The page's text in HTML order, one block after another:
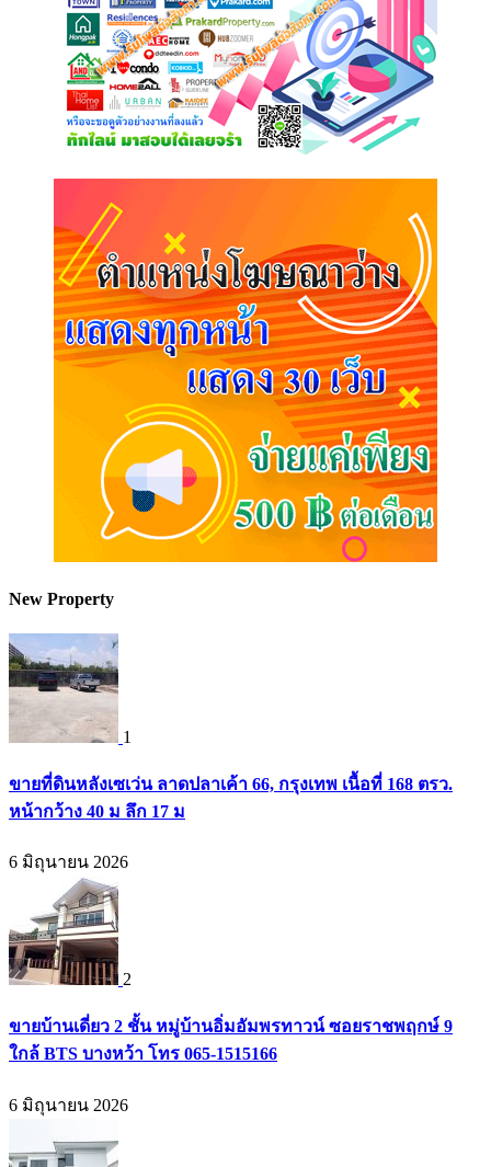
New Property
1
ขายที่ดินหลังเซเว่น ลาดปลาเค้า 66, กรุงเทพ เนื้อที่ 168 ตรว.
หน้ากว้าง 40 ม ลึก 17 ม
6 มิถุนายน 2026
2
ขายบ้านเดี่ยว 2 ชั้น หมู่บ้านอิ่มอัมพรทาวน์ ซอยราชพฤกษ์ 9
ใกล้ BTS บางหว้า โทร 065-1515166
6 มิถุนายน 2026